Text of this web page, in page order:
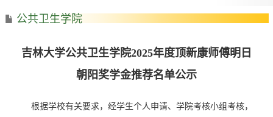
公共卫生学院
吉林大学公共卫生学院2025年度顶新康师傅明日
朝阳奖学金推荐名单公示
根据学校有关要求，经学生个人申请、学院考核小组考核，